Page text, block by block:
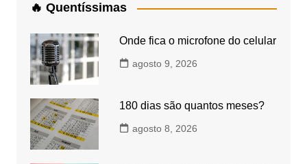
🔥 Quentíssimas
Onde fica o microfone do celular
agosto 9, 2026
180 dias são quantos meses?
agosto 8, 2026